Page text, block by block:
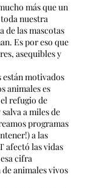
más que un
nuestra
de las mascotas
Es por eso que
asequibles y
motivados
animales es
refugio de
a miles de
programas
a las
afectó las vidas
cifra
animales vivos